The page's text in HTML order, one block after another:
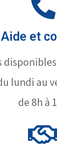
Aide et
lundi au
de 8h à